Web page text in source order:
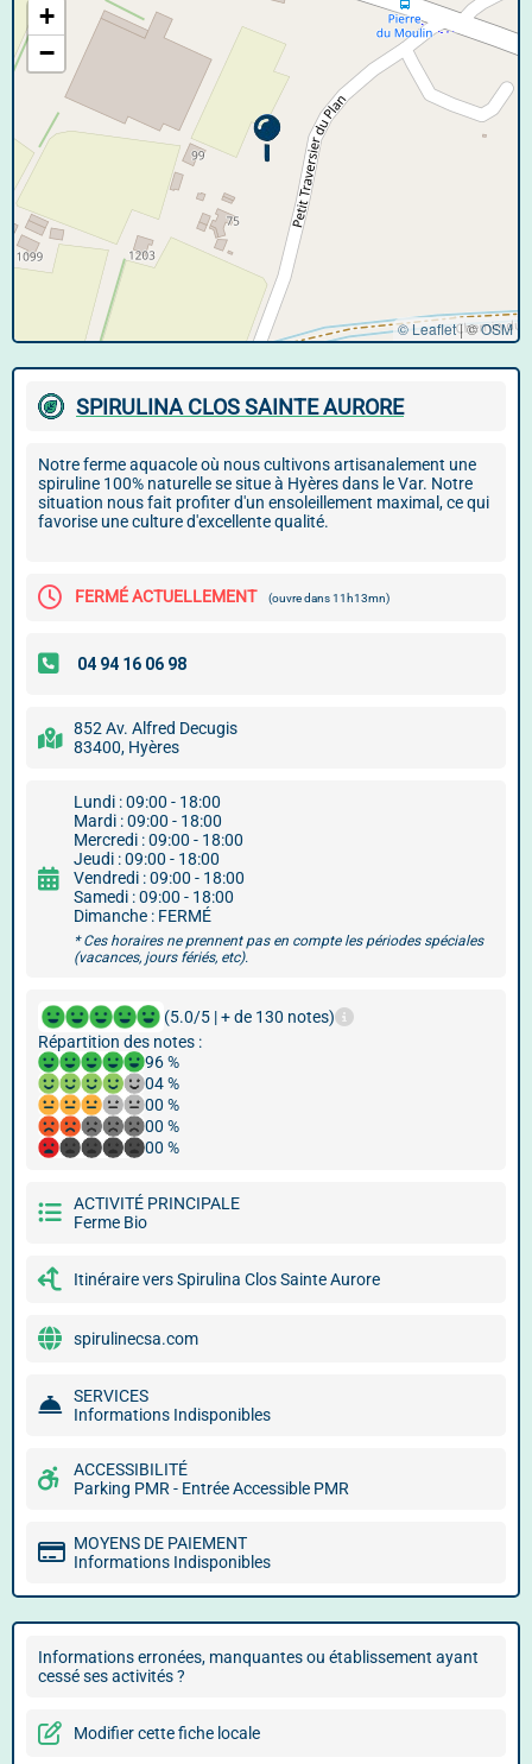
+
−
© Leaflet|©OSM
SPIRULINA CLOS SAINTE AURORE
Notre ferme aquacole où nous cultivons artisanalement une
spiruline 100% naturelle se situe à Hyères dans le Var. Notre
situation nous fait profiter d'un ensoleillement maximal, ce qui
favorise une culture d'excellente qualité.
FERMÉ ACTUELLEMENT (ouvre dans 11h13mn)
852 Av. Alfred Decugis
83400, Hyères
Lundi : 09:00 - 18:00
Mardi : 09:00 - 18:00
Mercredi : 09:00 - 18:00
Jeudi : 09:00 - 18:00
Vendredi : 09:00 - 18:00
Samedi : 09:00 - 18:00
Dimanche : FERMÉ
* Ces horaires ne prennent pas en compte les périodes spéciales
(vacances, jours fériés, etc).
(5.0/5 | + de 130 notes)
Répartition des notes :
96 %
04 %
00 %
00 %
00 %
ACTIVITÉ PRINCIPALE
Ferme Bio
Itinéraire vers Spirulina Clos Sainte Aurore
spirulinecsa.com
SERVICES
Informations Indisponibles
ACCESSIBILITÉ
Parking PMR - Entrée Accessible PMR
MOYENS DE PAIEMENT
Informations Indisponibles
Informations erronées, manquantes ou établissement ayant
cessé ses activités ?
Modifier cette fiche locale